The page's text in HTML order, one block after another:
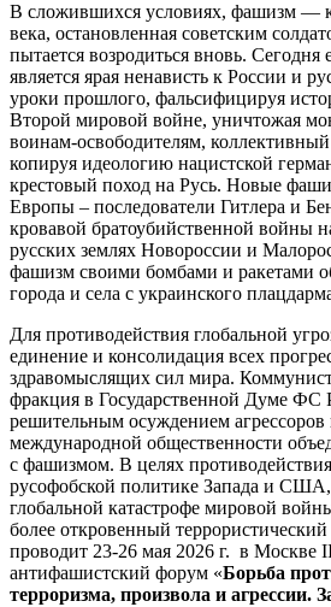
В сложившихся условиях, фашизм —
века, остановленная советским
пытается возродиться вновь. Сегодня
является ярая ненависть к России и
уроки прошлого, фальсифицируя
Второй мировой войне, уничтожая
воинам-освободителям,
копируя идеологию нацистской
крестовый поход на Русь. Новые
Европы – последователи Гитлера и
кровавой братоубийственной войны
русских землях Новороссии и
фашизм своими бомбами и ракетами
города и села с украинского
Для противодействия глобальной
единение и консолидация всех
здравомыслящих сил мира.
фракция в Государственной Думе
решительным осуждением
международной общественности
с фашизмом. В целях
русофобской политике Запада и
глобальной катастрофе мировой
более откровенный
проводит 23-26 мая 2026 г. в
антифашистский форум «Борьба
терроризма, произвола и агрессии.